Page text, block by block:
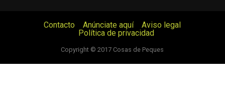
Contacto Anúnciate aquí
Aviso legal
Política de privacidad
Copyright © 2017 Cosas de Peques